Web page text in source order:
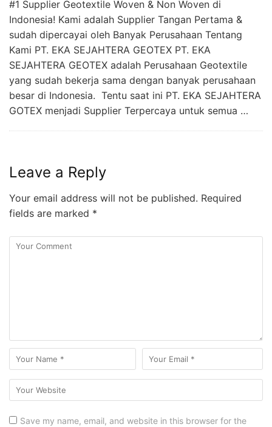
#1 Supplier Geotextile Woven & Non Woven di
Indonesia! Kami adalah Supplier Tangan Pertama &
sudah dipercayai oleh Banyak Perusahaan Tentang
Kami PT. EKA SEJAHTERA GEOTEX PT. EKA
SEJAHTERA GEOTEX adalah Perusahaan Geotextile
yang sudah bekerja sama dengan banyak perusahaan
besar di Indonesia. Tentu saat ini PT. EKA SEJAHTERA
GOTEX menjadi Supplier Terpercaya untuk semua …
Leave a Reply
Your email address will not be published. Required
fields are marked *
Save my name, email, and website in this browser for the